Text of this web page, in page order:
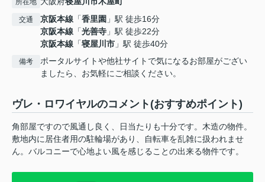
所在地
交通 京阪本線 「香里園 」駅 徒歩16分
京阪本線 「光善寺 」駅 徒歩22分
京阪本線 「寝屋川市 」駅 徒歩40分
備考
ポータルサイトや他社サイトで気になるお部屋がござい
ましたら、お気軽にご相談ください。
ヴレ・ロワイヤルのコメント(おすすめポイント)
角部屋ですので風通し良く、日当たりも十分です。木造の物件。
敷地内に居住者用の駐輪場があり、自転車を乱雑に扱われませ
ん。バルコニーで心地よい風を感じることの出来る物件です。